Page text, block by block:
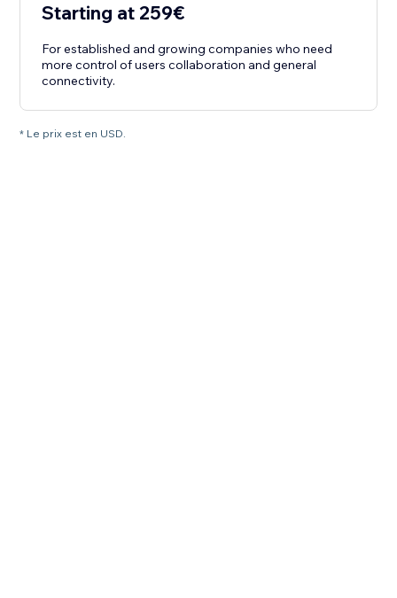
Starting at 259€
For established and growing companies who need
more control of users collaboration and general
connectivity.
* Le prix est en USD.